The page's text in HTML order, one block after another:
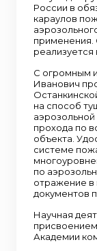
России в
караулов
применения.
С огромным
Иванович
на способ
прохода по
объекта.
системе
по
отражение в
документов
Научная
Академии